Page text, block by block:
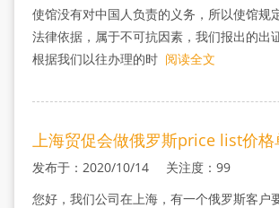
使馆没有对中国人负责的义务，所以使馆规
法律依据，属于不可抗因素，我们报出的出
根据我们以往办理的时 阅读全文
上海贸促会做俄罗斯price list价格
发布于：2020/10/14 关注度：99
您好，我们公司在上海，有一个俄罗斯客